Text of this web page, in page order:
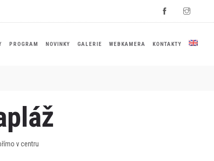
PROGRAM NOVINKY GALERIE WEBKAMERA KONTAKTY
v centru